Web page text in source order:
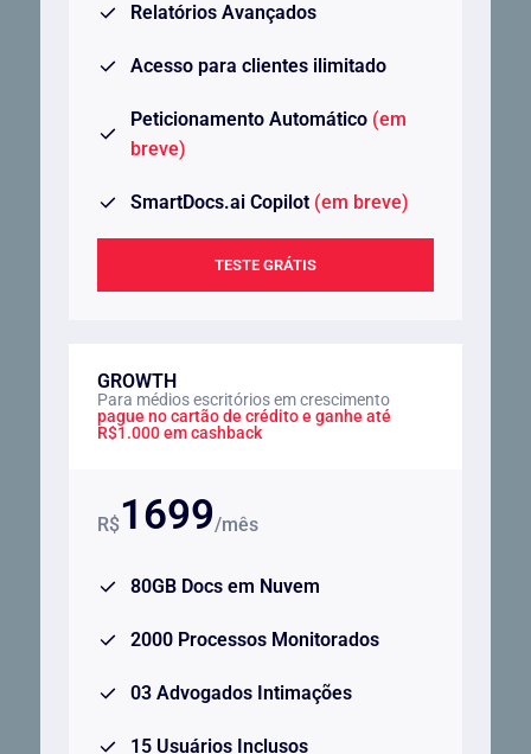
Relatórios Avançados
Acesso para clientes ilimitado
Peticionamento Automático (em
breve)
SmartDocs.ai Copilot (em breve)
TESTE GRÁTIS
GROWTH
Para médios escritórios em crescimento
pague no cartão de crédito e ganhe até
R$1.000 em cashback
R$1699/mês
80GB Docs em Nuvem
2000 Processos Monitorados
03 Advogados Intimações
15 Usuários Inclusos